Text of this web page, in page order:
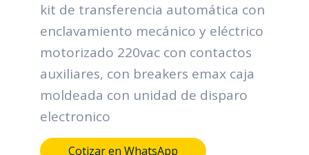
kit de transferencia automática con
enclavamiento mecánico y eléctrico
motorizado 220vac con contactos
auxiliares, con breakers emax caja
moldeada con unidad de disparo
electronico
Cotizar en WhatsApp